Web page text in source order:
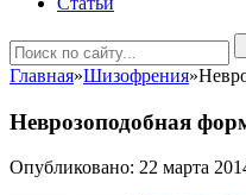
Главная»Шизофрения»
Неврозоподобная
Опубликовано: 22 марта